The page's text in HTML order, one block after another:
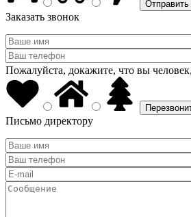
Заказать звонок
Пожалуйста, докажите, что вы
Письмо директору